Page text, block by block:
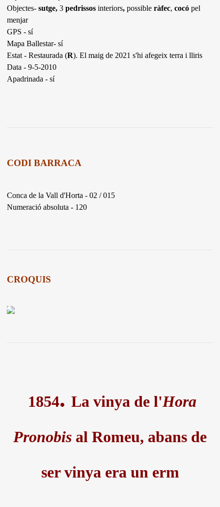
Objectes-sutge,3 pedrissosinteriors,possibleràfec,cocópel
menjar
GPS - sí
Mapa Ballestar- sí
Estat - Restaurada (R). El maig de 2021 s'hi afegeix terra i lliris
Data - 9-5-2010
Apadrinada - sí
CODI BARRACA
Conca de la Vall d'Horta - 02 / 015
Numeració absoluta - 120
CROQUIS
1854. La vinya de l'Hora
Pronobis al Romeu, abans de
ser vinya era un erm